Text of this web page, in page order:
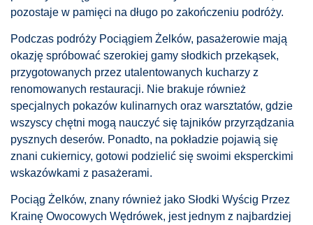
pozostaje w pamięci na długo po zakończeniu podróży.
Podczas podróży Pociągiem Żelków, pasażerowie mają
okazję spróbować szerokiej gamy słodkich przekąsek,
przygotowanych przez utalentowanych kucharzy z
renomowanych restauracji. Nie brakuje również
specjalnych pokazów kulinarnych oraz warsztatów, gdzie
wszyscy chętni mogą nauczyć się tajników przyrządzania
pysznych deserów. Ponadto, na pokładzie pojawią się
znani cukiernicy, gotowi podzielić się swoimi eksperckimi
wskazówkami z pasażerami.
Pociąg Żelków, znany również jako Słodki Wyścig Przez
Krainę Owocowych Wędrówek, jest jednym z najbardziej